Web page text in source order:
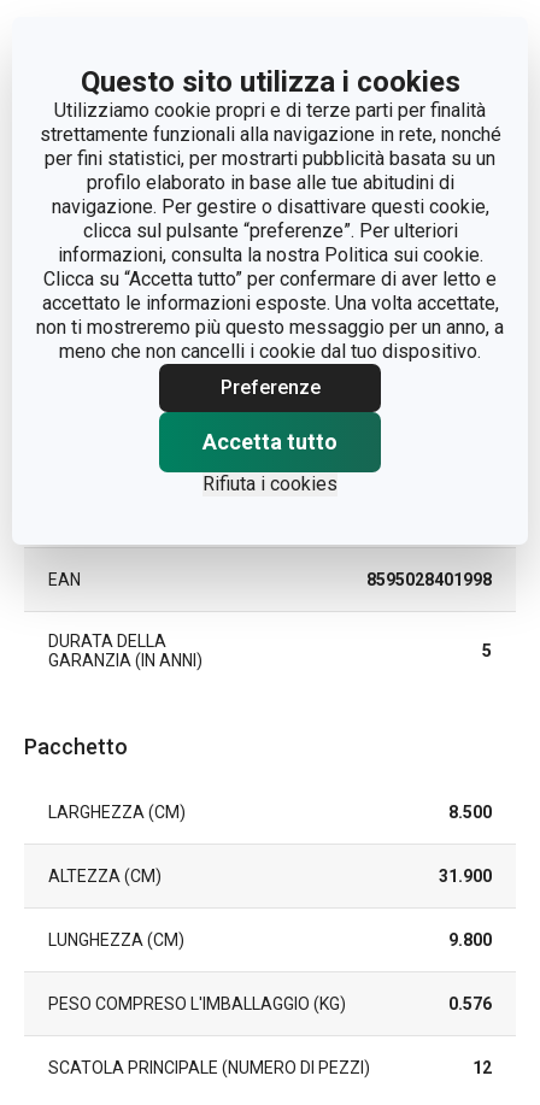
Questo sito utilizza i cookies
Utilizziamo cookie propri e di terze parti per finalità
strettamente funzionali alla navigazione in rete, nonché
per fini statistici, per mostrarti pubblicità basata su un
profilo elaborato in base alle tue abitudini di
navigazione. Per gestire o disattivare questi cookie,
clicca sul pulsante “preferenze”. Per ulteriori
informazioni, consulta la nostra Politica sui cookie.
Clicca su “Accetta tutto” per confermare di aver letto e
accettato le informazioni esposte. Una volta accettate,
non ti mostreremo più questo messaggio per un anno, a
meno che non cancelli i cookie dal tuo dispositivo.
Preferenze
Accetta tutto
Rifiuta i cookies
CATEGORIA viaggiare
DETTAGLI con tazza
LINEA DI PRODOTTO CONSTANT
MATERIALE
plastica, silicone, acciaio
inossidabile
termos per bevande
EAN 8595028401998
DURATA DELLA
GARANZIA (IN ANNI)
5
Pacchetto
LARGHEZZA (CM) 8.500
ALTEZZA (CM) 31.900
LUNGHEZZA (CM) 9.800
PESO COMPRESO L'IMBALLAGGIO (KG) 0.576
SCATOLA PRINCIPALE (NUMERO DI PEZZI) 12